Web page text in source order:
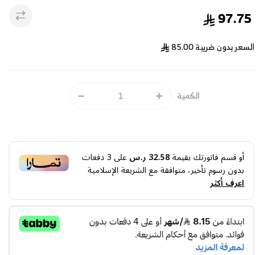
97.75
السعر بدون ضريبة85.00
الكمية
أو قسم فاتورتك بقيمة32.58 ر.س على3دفعات
بدون رسوم تأخير، متوافقة مع الشريعة الإسلامية
اعرف أكثر